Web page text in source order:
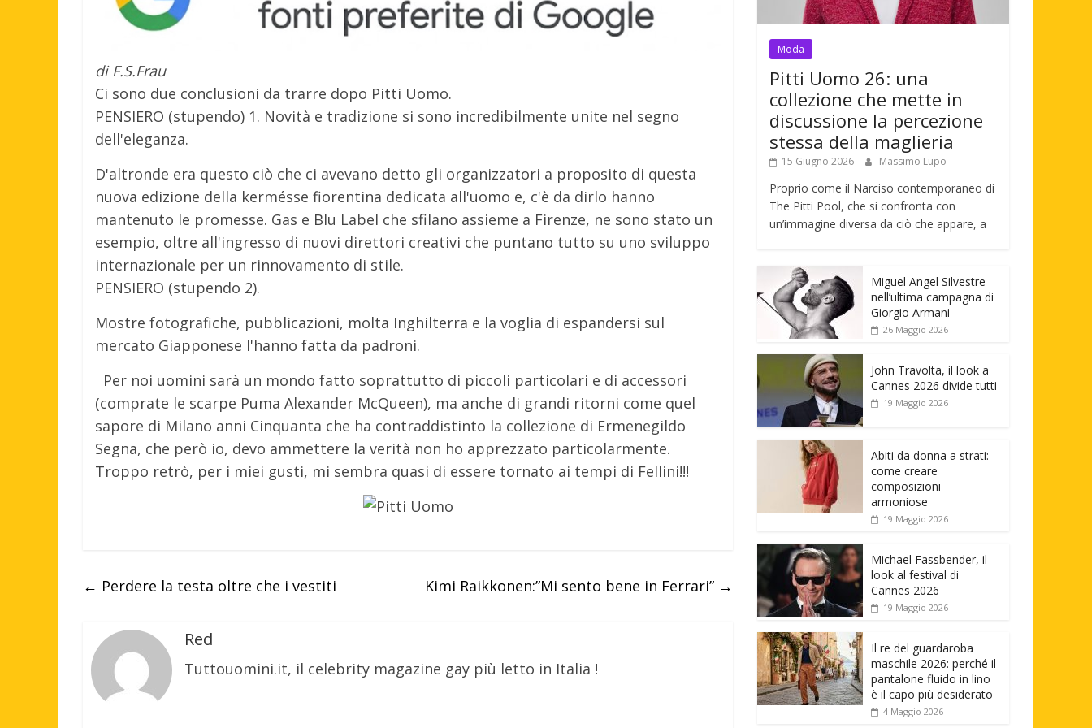
di F.S.Frau
Ci sono due conclusioni da trarre dopo Pitti Uomo.
PENSIERO (stupendo) 1. Novità e tradizione si sono incredibilmente unite nel segno
dell'eleganza.
D'altronde era questo ciò che ci avevano detto gli organizzatori a proposito di questa
nuova edizione della kermésse fiorentina dedicata all'uomo e, c'è da dirlo hanno
mantenuto le promesse. Gas e Blu Label che sfilano assieme a Firenze, ne sono stato un
esempio, oltre all'ingresso di nuovi direttori creativi che puntano tutto su uno sviluppo
internazionale per un rinnovamento di stile.
PENSIERO (stupendo 2).
Mostre fotografiche, pubblicazioni, molta Inghilterra e la voglia di espandersi sul
mercato Giapponese l'hanno fatta da padroni.
Per noi uomini sarà un mondo fatto soprattutto di piccoli particolari e di accessori
(comprate le scarpe Puma Alexander McQueen), ma anche di grandi ritorni come quel
sapore di Milano anni Cinquanta che ha contraddistinto la collezione di Ermenegildo
Segna, che però io, devo ammettere la verità non ho apprezzato particolarmente.
Troppo retrò, per i miei gusti, mi sembra quasi di essere tornato ai tempi di Fellini!!!
← Perdere la testa oltre che i vestiti Kimi Raikkonen:”Mi sento bene in Ferrari” →
Red
Tuttouomini.it, il celebrity magazine gay più letto in Italia !
Moda
Pitti Uomo 26: una
collezione che mette in
discussione la percezione
stessa della maglieria
15 Giugno 2026 Massimo Lupo
Proprio come il Narciso contemporaneo di
The Pitti Pool, che si confronta con
un’immagine diversa da ciò che appare, a
Miguel Angel Silvestre
nell’ultima campagna di
Giorgio Armani
26 Maggio 2026
John Travolta, il look a
Cannes 2026 divide tutti
19 Maggio 2026
Abiti da donna a strati:
come creare
composizioni
armoniose
19 Maggio 2026
Michael Fassbender, il
look al festival di
Cannes 2026
19 Maggio 2026
Il re del guardaroba
maschile 2026: perché il
pantalone fluido in lino
è il capo più desiderato
4 Maggio 2026